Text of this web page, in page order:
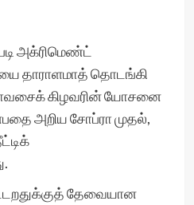
அக்ரிமெண்ட்
தாராளமாத் தொடங்கி
கிழவரின் யோசனை
அறிய சோப்ரா முதல்,
தேவையான